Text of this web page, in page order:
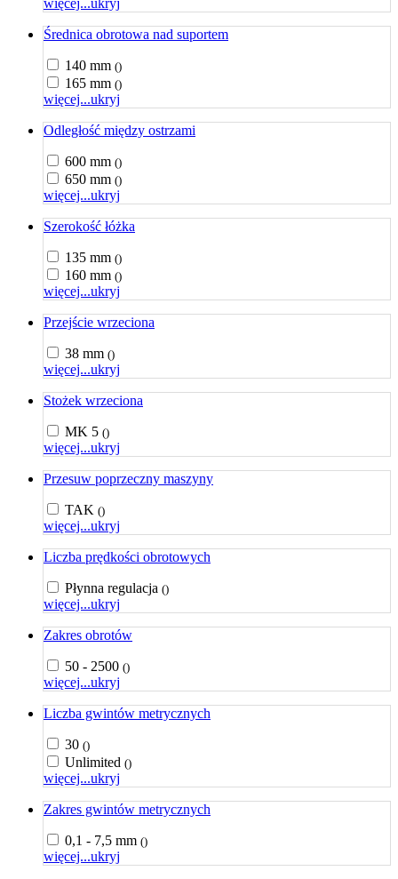
więcej...ukryj
Średnica obrotowa nad suportem
140 mm ()
165 mm ()
więcej...ukryj
Odległość między ostrzami
600 mm ()
650 mm ()
więcej...ukryj
Szerokość łóżka
135 mm ()
160 mm ()
więcej...ukryj
Przejście wrzeciona
38 mm ()
więcej...ukryj
Stożek wrzeciona
MK 5 ()
więcej...ukryj
Przesuw poprzeczny maszyny
TAK ()
więcej...ukryj
Liczba prędkości obrotowych
Płynna regulacja ()
więcej...ukryj
Zakres obrotów
50 - 2500 ()
więcej...ukryj
Liczba gwintów metrycznych
30 ()
Unlimited ()
więcej...ukryj
Zakres gwintów metrycznych
0,1 - 7,5 mm ()
więcej...ukryj